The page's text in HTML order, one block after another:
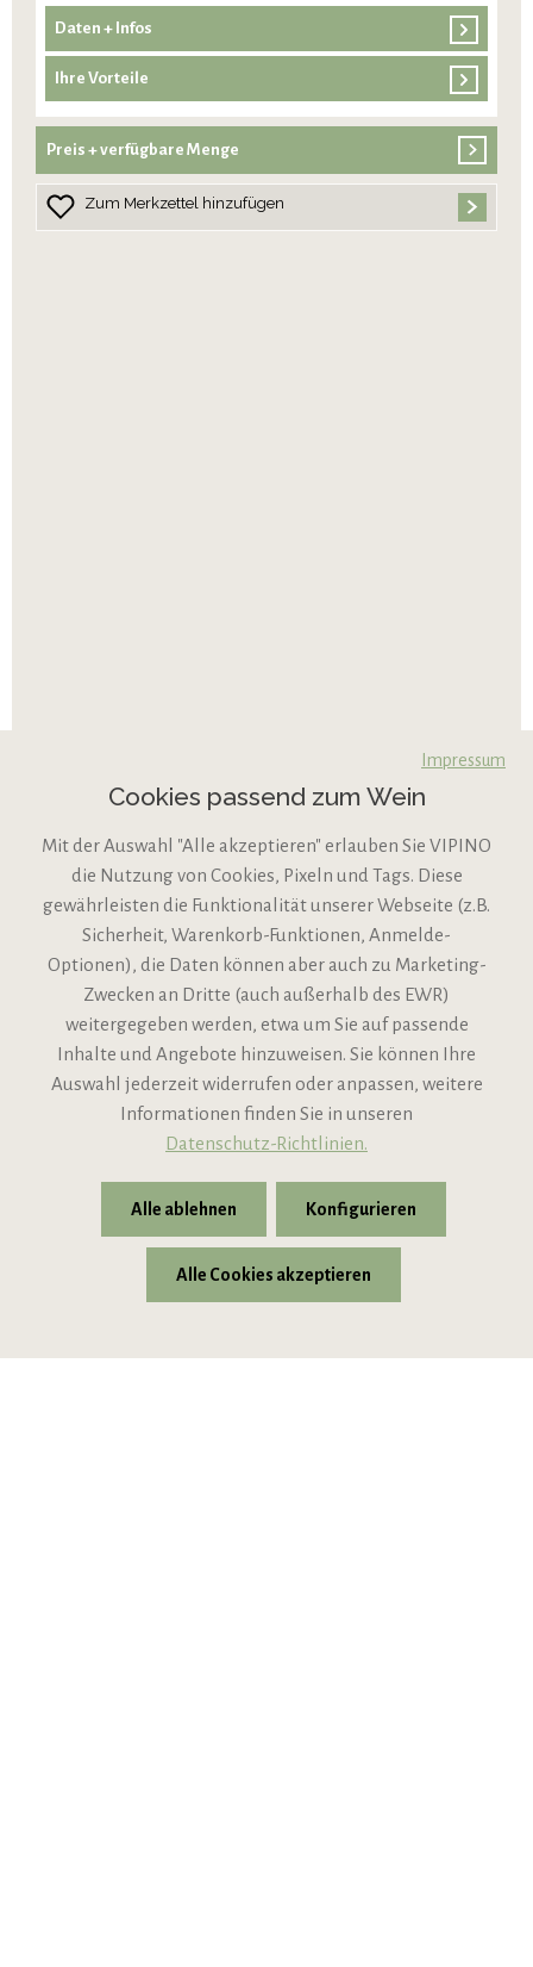
Daten + Infos
Ihre Vorteile
Preis + verfügbare Menge
Zum Merkzettel hinzufügen
VIPINO Service
Informationen
Support
* Alle Preise inkl. gesetzl. Mehrwertsteuer zzgl.Versandkosten
Impressum
Cookies passend zum Wein
Mit der Auswahl "Alle akzeptieren" erlauben Sie VIPINO
die Nutzung von Cookies, Pixeln und Tags. Diese
gewährleisten die Funktionalität unserer Webseite (z.B.
Sicherheit, Warenkorb-Funktionen, Anmelde-
Optionen), die Daten können aber auch zu Marketing-
Zwecken an Dritte (auch außerhalb des EWR)
weitergegeben werden, etwa um Sie auf passende
Inhalte und Angebote hinzuweisen. Sie können Ihre
Auswahl jederzeit widerrufen oder anpassen, weitere
Informationen finden Sie in unseren
Datenschutz-Richtlinien.
Alle ablehnen Konfigurieren
Alle Cookies akzeptieren